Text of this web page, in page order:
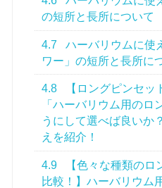
の短所と長所について
4.7
ハーバリウムに使
ワー」の短所と長所に
4.8
【ロングピンセッ
「ハーバリウム用のロ
うにして選べば良いか
えを紹介！
4.9
【色々な種類のロ
比較！】ハーバリウム